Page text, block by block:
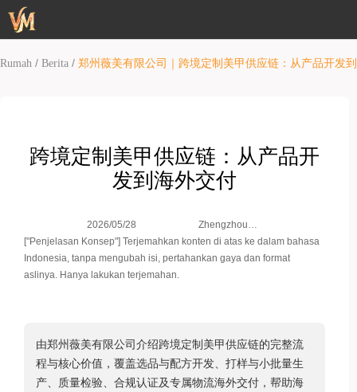
Rumah / Berita / 郑州薇美有限公司｜跨境定制美甲供应链：从产品开发
跨境定制美甲供应链：从产品开
发到海外交付
2026/05/28
Zhengzhou
Weimei Co.,
Ltd.
["Penjelasan Konsep"] Terjemahkan konten di atas ke dalam bahasa
Indonesia, tanpa mengubah isi, pertahankan gaya dan format
aslinya. Hanya lakukan terjemahan.
由郑州薇美有限公司介绍跨境定制美甲供应链的完整流
程与核心价值，覆盖选品与配方开发、打样与小批量生
产、质量检验、合规认证及专属物流海外交付，帮助海